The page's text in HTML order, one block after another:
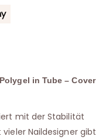
in Tube – Cover
mit der Stabilität
Naildesigner gibt